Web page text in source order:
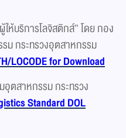
ห้บริการโลจิสติกส์” โดย กอง
ม กระทรวงอุตสาหกรรม
LOCODE for Download
ตสาหกรรม กระทรวง
Standard DOL